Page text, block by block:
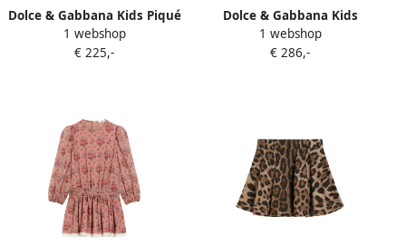
Dolce & Gabbana Kids Piqué
poloshirt met DG-patch Wit
1 webshop
€ 225,-
Dolce & Gabbana Kids
Popeline shirt met
cactusprint Groen
1 webshop
€ 286,-